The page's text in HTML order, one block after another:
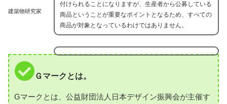
建築物研究家
付けられることになりますが、生産者から公募している
商品ということが重要なポイントとなるため、すべての
商品が対象となっているわけではありません。
Ｇマークとは。
Gマークとは、公益財団法人日本デザイン振興会が主催す